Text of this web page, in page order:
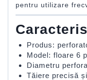
pentru utilizare
Produs:
Model: floare 6
Diametru
Tăiere precisă